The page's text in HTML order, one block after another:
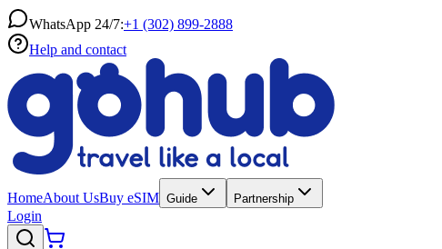
WhatsApp 24/7:+1 (302) 899-2888
Help and contact
HomeAbout UsBuy eSIM Guide Partnership
Login